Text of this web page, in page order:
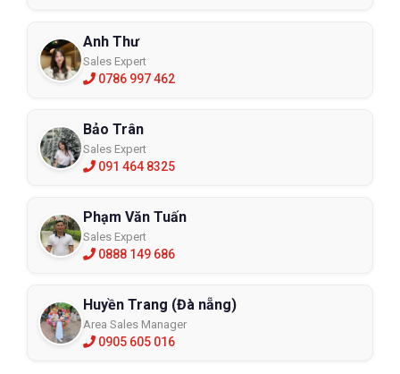
Anh Thư
Sales Expert
0786 997 462
Bảo Trân
Sales Expert
091 464 8325
Phạm Văn Tuấn
Sales Expert
0888 149 686
Huyền Trang (Đà nẵng)
Area Sales Manager
0905 605 016